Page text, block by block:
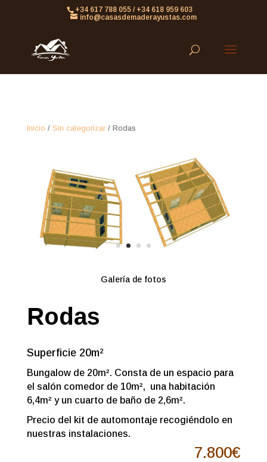
861613063953479
+34 617 788 055 / +34 618 959 603
info@casasdemaderayustas.com
Inicio / Sin categorizar/ Rodas
Galería de fotos
Rodas
Superficie 20m²
Bungalow de 20m². Consta de un espacio para
el salón comedor de 10m², una habitación
6,4m² y un cuarto de baño de 2,6m².
Precio del kit de automontaje recogiéndolo en
nuestras instalaciones.
7.800€